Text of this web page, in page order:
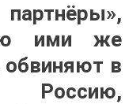
ими же
обвиняют в